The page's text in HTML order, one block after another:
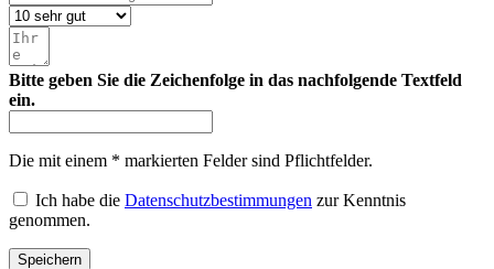
Bitte geben Sie die Zeichenfolge in das nachfolgende Textfeld
ein.
Die mit einem * markierten Felder sind Pflichtfelder.
Ich habe die Datenschutzbestimmungen zur Kenntnis
genommen.
Speichern